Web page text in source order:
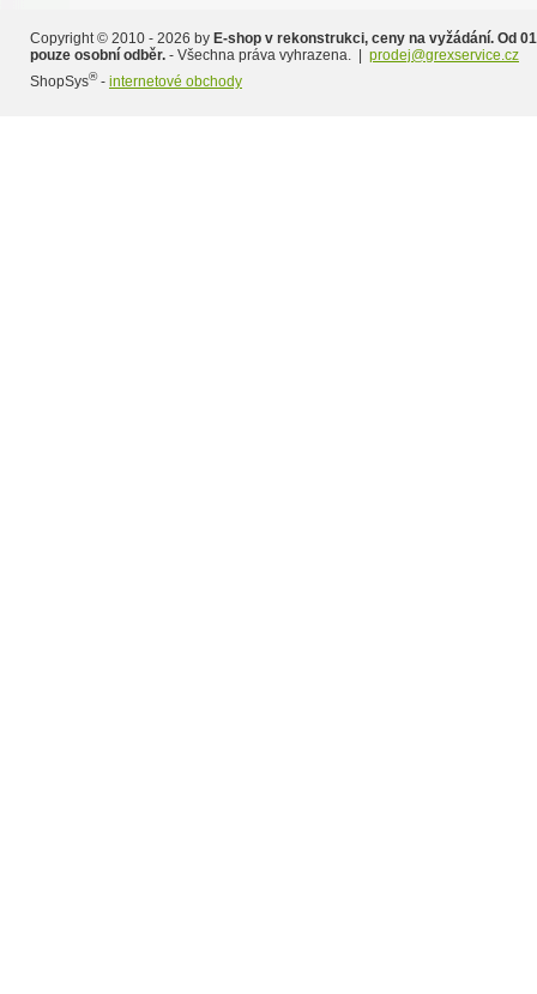
Copyright © 2010 - 2026 by E-shop v rekonstrukci, ceny na vyžádání. Od
pouze osobní odběr. - Všechna práva vyhrazena. | prodej@grexservice.cz
ShopSys®- internetové obchody